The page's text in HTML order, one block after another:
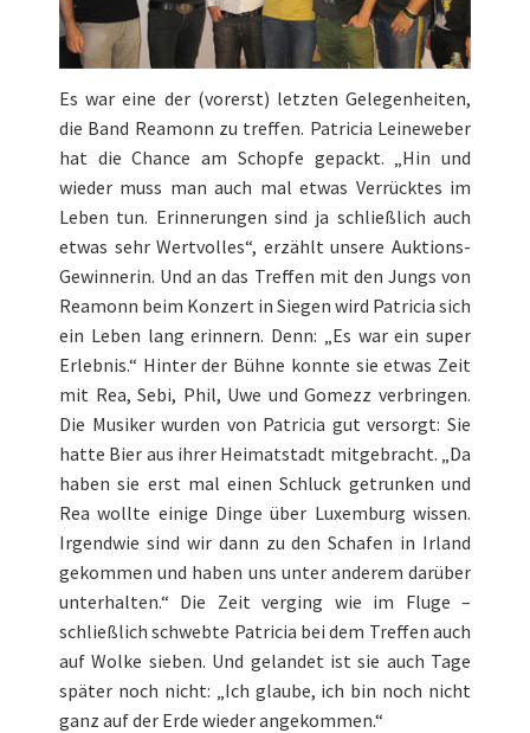
Es war eine der (vorerst) letzten Gelegenheiten,
die Band Reamonn zu treffen. Patricia Leineweber
hat die Chance am Schopfe gepackt. „Hin und
wieder muss man auch mal etwas Verrücktes im
Leben tun. Erinnerungen sind ja schließlich auch
etwas sehr Wertvolles“, erzählt unsere Auktions-
Gewinnerin. Und an das Treffen mit den Jungs von
Reamonn beim Konzert in Siegen wird Patricia sich
ein Leben lang erinnern. Denn: „Es war ein super
Erlebnis.“ Hinter der Bühne konnte sie etwas Zeit
mit Rea, Sebi, Phil, Uwe und Gomezz verbringen.
Die Musiker wurden von Patricia gut versorgt: Sie
hatte Bier aus ihrer Heimatstadt mitgebracht. „Da
haben sie erst mal einen Schluck getrunken und
Rea wollte einige Dinge über Luxemburg wissen.
Irgendwie sind wir dann zu den Schafen in Irland
gekommen und haben uns unter anderem darüber
unterhalten.“ Die Zeit verging wie im Fluge –
schließlich schwebte Patricia bei dem Treffen auch
auf Wolke sieben. Und gelandet ist sie auch Tage
später noch nicht: „Ich glaube, ich bin noch nicht
ganz auf der Erde wieder angekommen.“